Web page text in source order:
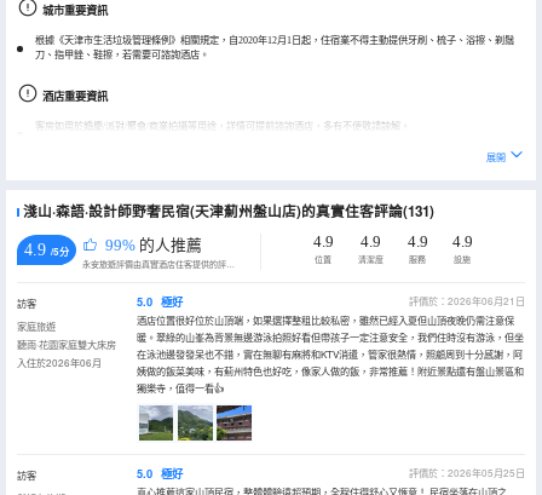
城市重要資訊
根據《天津市生活垃圾管理條例》相關規定，自2020年12月1日起，住宿業不得主動提供牙刷、梳子、浴擦、剃鬚
刀、指甲銼、鞋擦，若需要可諮詢酒店。
酒店重要資訊
客房如用於婚慶/派對/聚會/商業拍攝等用途，詳情可提前諮詢酒店，多有不便敬請諒解。
展開
淺山·森語·設計師野奢民宿(天津薊州盤山店)的真實住客評論(131)
4.9 /5分 99% 的人推薦
永安旅遊評價由真實酒店住客提供的評價。
4.9
位置
4.9
清潔度
4.9
服務
4.9
設施
訪客
家庭旅遊
聽雨·花園家庭雙大床房
入住於2026年06月
5.0 極好
評價於：2026年06月21日
酒店位置很好位於山頂端，如果選擇整租比較私密，雖然已經入夏但山頂夜晚仍需注意保
暖。翠綠的山峯為背景無邊游泳拍照好看但帶孩子一定注意安全，我們住時沒有游泳，但坐
在泳池邊發發呆也不錯，實在無聊有麻將和KTV消遣，管家很熱情，照顧周到十分感謝，阿
姨做的飯菜美味，有薊州特色也好吃，像家人做的飯，非常推薦！附近景點還有盤山景區和
獨樂寺，值得一看👍
訪客
5.0 極好
評價於：2026年05月25日
真心推薦這家山頂民宿，整體體驗遠超預期，全程住得舒心又愜意！ 民宿坐落在山頂之